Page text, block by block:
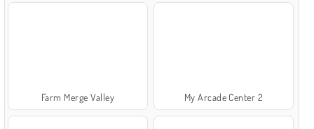
Farm Merge Valley My Arcade Center 2